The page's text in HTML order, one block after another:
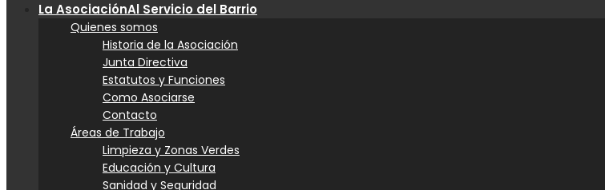
La AsociaciónAl Servicio del Barrio
Quienes somos
Historia de la Asociación
Junta Directiva
Estatutos y Funciones
Como Asociarse
Contacto
Áreas de Trabajo
Limpieza y Zonas Verdes
Educación y Cultura
Sanidad y Seguridad